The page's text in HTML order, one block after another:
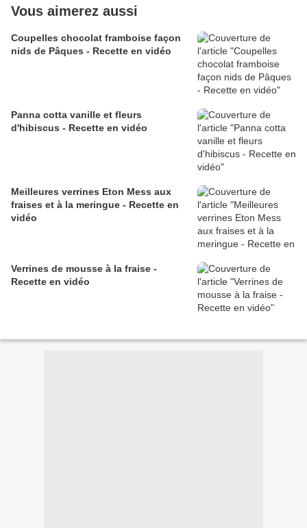
Vous aimerez aussi
Coupelles chocolat framboise façon
nids de Pâques - Recette en vidéo
Panna cotta vanille et fleurs
d'hibiscus - Recette en vidéo
Meilleures verrines Eton Mess aux
fraises et à la meringue - Recette en
vidéo
Verrines de mousse à la fraise -
Recette en vidéo